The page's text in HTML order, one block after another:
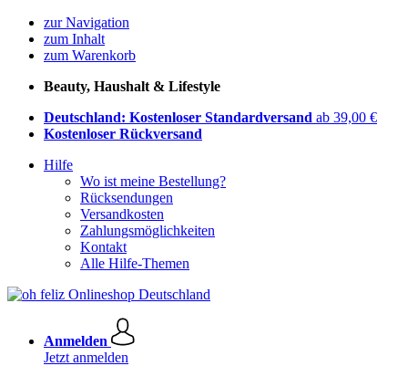
zur Navigation
zum Inhalt
zum Warenkorb
Beauty, Haushalt & Lifestyle
Deutschland: Kostenloser Standardversand ab 39,00 €
Kostenloser Rückversand
Hilfe
Wo ist meine Bestellung?
Rücksendungen
Versandkosten
Zahlungsmöglichkeiten
Kontakt
Alle Hilfe-Themen
Anmelden
Jetzt anmelden